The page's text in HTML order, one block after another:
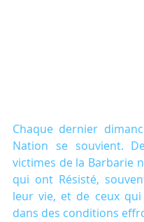
Chaque dernier
Nation se souvient.
victimes de la Barbarie
qui ont Résisté,
leur vie, et de ceux
dans des conditions